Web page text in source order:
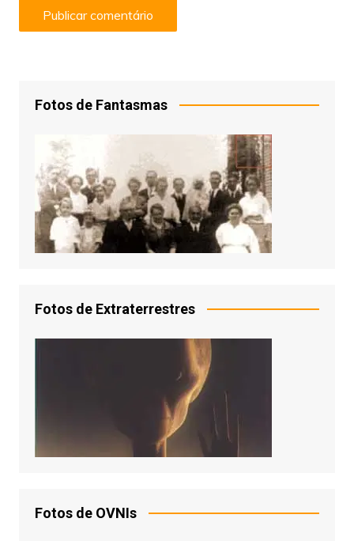
Fotos de Fantasmas
Fotos de Extraterrestres
Fotos de OVNIs